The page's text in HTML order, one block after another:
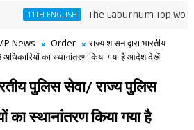
ENGLISH The Laburnum Top Words
News Order
राज्य शासन द्वारा भारतीय
का स्थानांतरण किया गया है आदेश देखें
पुलिस सेवा/ राज्य पुलिस
का स्थानांतरण किया गया है